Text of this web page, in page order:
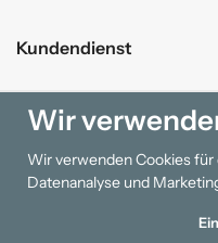
Kundendienst
Einkaufen
Information
Wir
Wir verwenden Cookies für
Datenanalyse und